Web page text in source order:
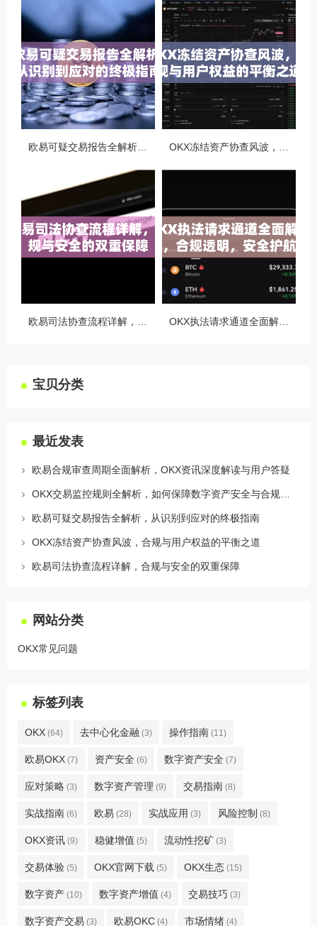
宝贝分类
最近发表
欧易合规审查周期全面解析，OKX资讯深度解读与用户答疑
欧易可疑交易报告全解析，从识别到应对的终极指南
OKX冻结资产协查风波，合规与用户权益的平衡之道
欧易司法协查流程详解，合规与安全的双重保障
网站分类
OKX常见问题
标签列表
OKX (64) 去中心化金融 (3) 操作指南 (11)
欧易OKX (7) 资产安全 (6) 数字资产安全 (7)
应对策略 (3) 数字资产管理 (9) 交易指南 (8)
实战指南 (6) 欧易 (28) 实战应用 (3) 风险控制 (8)
OKX资讯 (9) 稳健增值 (5) 流动性挖矿 (3)
交易体验 (5) OKX官网下载 (5) OKX生态 (15)
数字资产 (10) 数字资产增值 (4) 交易技巧 (3)
数字资产交易 (3) 欧易OKC (4) 市场情绪 (4)